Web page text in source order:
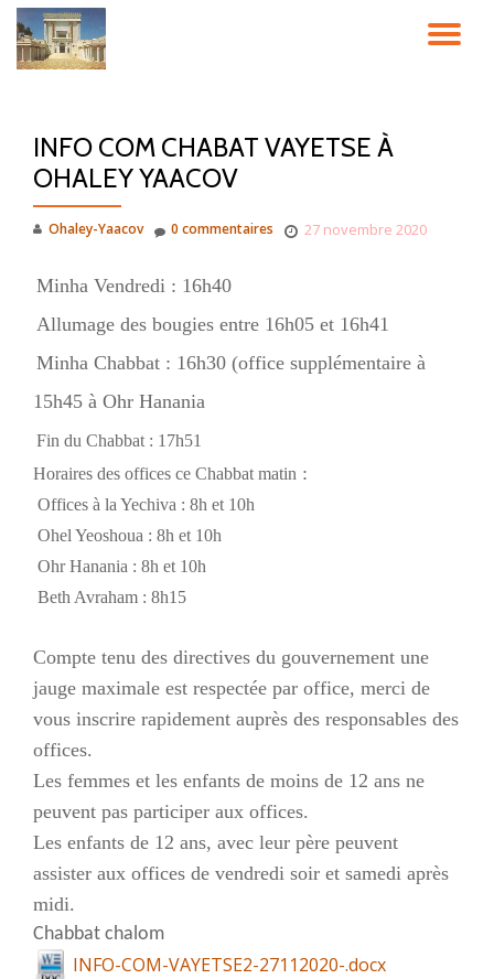
Aller
INFO COM CHABAT VAYETSE À
OHALEY YAACOV
Ohaley-Yaacov 27 novembre 2020
0 commentaires
Minha Vendredi : 16h40
Allumage des bougies entre 16h05 et 16h41
Minha Chabbat : 16h30 (office supplémentaire à
15h45 à Ohr Hanania
Fin du Chabbat : 17h51
Horaires des offices ce Chabbat matin :
Offices à la Yechiva : 8h et 10h
Ohel Yeoshoua : 8h et 10h
Ohr Hanania : 8h et 10h
Beth Avraham : 8h15
Compte tenu des directives du gouvernement une
jauge maximale est respectée par office, merci de
vous inscrire rapidement auprès des responsables des
offices.
Les femmes et les enfants de moins de 12 ans ne
peuvent pas participer aux offices.
Les enfants de 12 ans, avec leur père peuvent
assister aux offices de vendredi soir et samedi après
midi.
Chabbat chalom
INFO-COM-VAYETSE2-27112020-.docx